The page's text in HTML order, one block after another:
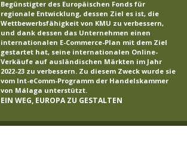
Begünstigter des Europäischen Fonds für
regionale Entwicklung, dessen Ziel es ist, die
Wettbewerbsfähigkeit von KMU zu verbessern,
und dank dessen das Unternehmen einen
internationalen E-Commerce-Plan mit dem Ziel
gestartet hat, seine internationalen Online-
Verkäufe auf ausländischen Märkten im Jahr
2022-23 zu verbessern. Zu diesem Zweck wurde sie
vom Int-eComm-Programm der Handelskammer
von Málaga unterstützt.
EIN WEG, EUROPA ZU GESTALTEN